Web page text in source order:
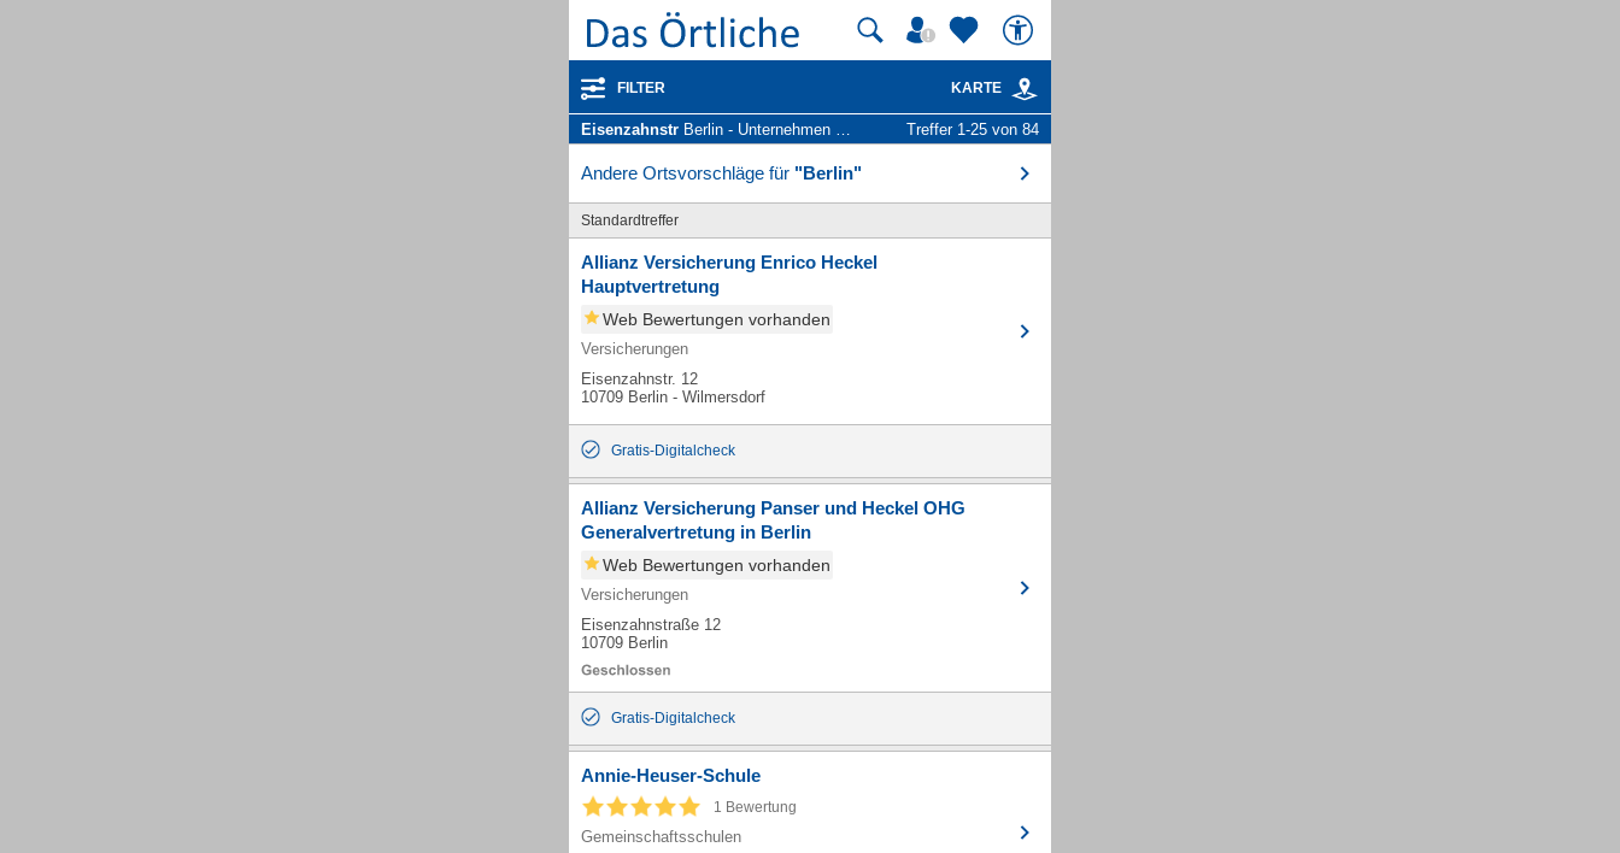
FILTER KARTE
Eisenzahnstr Berlin - Unternehmen und Personen Treffer 1-25 von 84
Andere Ortsvorschläge für "Berlin"
Standardtreffer
Allianz Versicherung Enrico Heckel
Hauptvertretung
Web Bewertungen vorhanden
Versicherungen
Eisenzahnstr. 12
10709 Berlin - Wilmersdorf
Gratis-Digitalcheck
Allianz Versicherung Panser und Heckel OHG
Generalvertretung in Berlin
Web Bewertungen vorhanden
Versicherungen
Eisenzahnstraße 12
10709 Berlin
Gratis-Digitalcheck
Annie-Heuser-Schule
1 Bewertung
Gemeinschaftsschulen